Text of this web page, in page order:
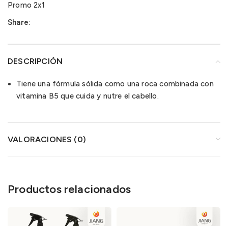
Promo 2x1
Share:
DESCRIPCIÓN
Tiene una fórmula sólida como una roca combinada con
vitamina B5 que cuida y nutre el cabello.
VALORACIONES (0)
Productos relacionados